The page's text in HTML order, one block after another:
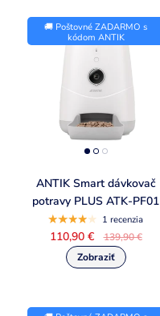
🚚 Poštovné ZADARMO s
kódom ANTIK
ANTIK Smart dávkovač
potravy PLUS ATK-PF01
1 recenzia
110,90 € 139,90 €